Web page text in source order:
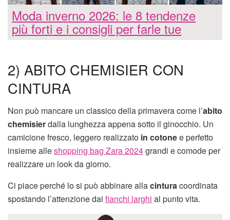
Moda inverno 2026: le 8 tendenze
più forti e i consigli per farle tue
2) ABITO CHEMISIER CON
CINTURA
Non può mancare un classico della primavera come l’abito
chemisierdalla lunghezza appena sotto il ginocchio. Un
camicione fresco, leggero realizzato in cotonee perfetto
insieme alleshopping bag Zara 2024grandi e comode per
realizzare un look da giorno.
Ci piace perché lo si può abbinare allacinturacoordinata
spostando l’attenzione dai fianchi larghi al punto vita.